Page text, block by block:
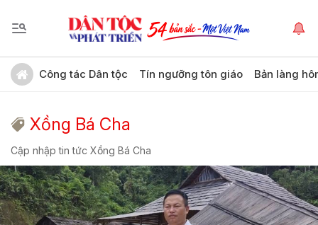
Công tác Dân tộc Tín ngưỡng tôn giáo Bản làng
Xồng Bá Cha
Cập nhập tin tức Xồng Bá Cha